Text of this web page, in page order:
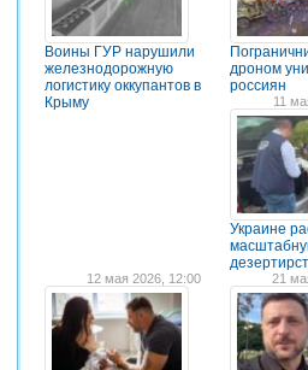
Воины ГУР нарушили
железнодорожную
логистику оккупантов в
Крыму
дроном
россиян
11
Украине
12 мая 2026, 12:00 21